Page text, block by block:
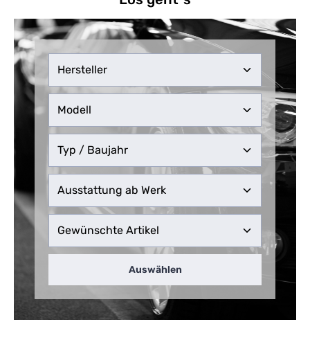
Auswählen